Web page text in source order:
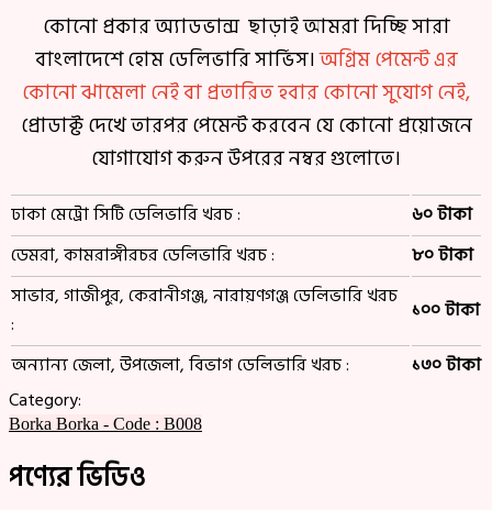
কোনো প্রকার অ্যাডভান্স ছাড়াই আমরা দিচ্ছি সারা
বাংলাদেশে হোম ডেলিভারি সার্ভিস।অগ্রিম পেমেন্ট এর
কোনো ঝামেলা নেই বা প্রতারিত হবার কোনো সুযোগ নেই,
প্রোডাক্ট দেখে তারপর পেমেন্ট করবেন যে কোনো প্রয়োজনে
যোগাযোগ করুন উপরের নম্বর গুলোতে।
ঢাকা মেট্রো সিটি ডেলিভারি খরচ :
৬০ টাকা
ডেমরা, কামরাঙ্গীরচর ডেলিভারি খরচ :
৮০ টাকা
সাভার, গাজীপুর, কেরানীগঞ্জ, নারায়ণগঞ্জ ডেলিভারি খরচ
:
১০০ টাকা
অন্যান্য জেলা, উপজেলা, বিভাগ ডেলিভারি খরচ :
১৩০ টাকা
Category:
Borka Borka - Code : B008
পণ্যের ভিডিও